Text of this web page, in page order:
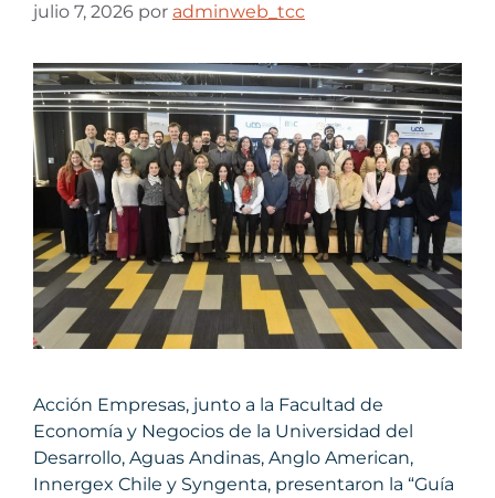
julio 7, 2026 por adminweb_tcc
Acción Empresas, junto a la Facultad de
Economía y Negocios de la Universidad del
Desarrollo, Aguas Andinas, Anglo American,
Innergex Chile y Syngenta, presentaron la “Guía